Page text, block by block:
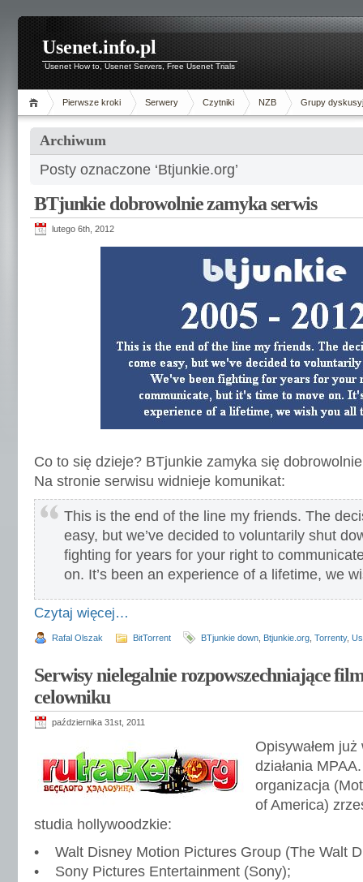
Usenet.info.pl
Usenet How to, Usenet Servers, Free Usenet Trials
Pierwsze kroki Serwery Czytniki NZB Grupy
Archiwum
Posty oznaczone ‘Btjunkie.org’
BTjunkie dobrowolnie zamyka serwis
lutego 6th, 2012
Co to się dzieje? BTjunkie zamyka się
Na stronie serwisu widnieje komunikat:
This is the end of the line my friends. The
easy, but we’ve decided to voluntarily shut
fighting for years for your right to
on. It’s been an experience of a lifetime, we
Czytaj więcej…
Rafal Olszak BitTorrent BTjunkie down Btjunkie.org Torrenty,
Serwisy nielegalnie rozpowszechniające
celowniku
października 31st, 2011
Opisywałem
działania
organizacja
of America)
studia hollywoodzkie:
• Walt Disney Motion Pictures Group (The Walt
• Sony Pictures Entertainment (Sony);